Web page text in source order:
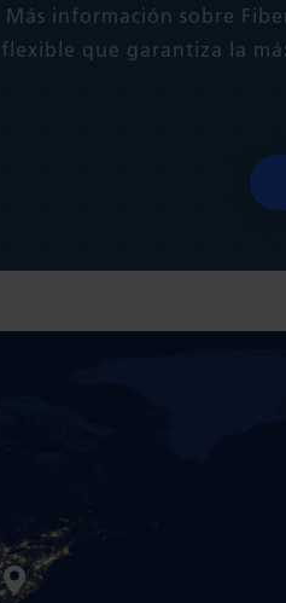
Más información sobre
flexible que garantiza la